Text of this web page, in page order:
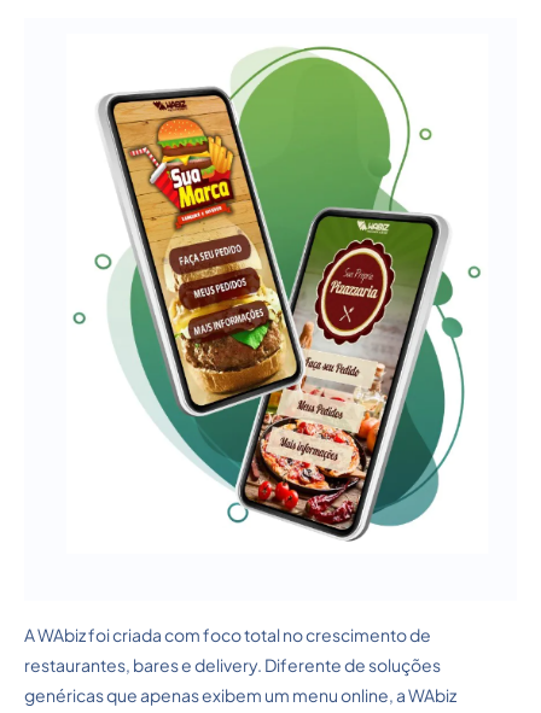
A WAbiz foi criada com foco total no crescimento de
restaurantes, bares e delivery. Diferente de soluções
genéricas que apenas exibem um menu online, a WAbiz